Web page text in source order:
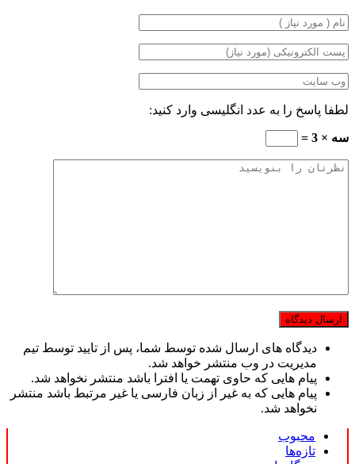
لطفا پاسخ را به عدد انگلیسی وارد کنید:
سه × 3 =
دیدگاه های ارسال شده توسط شما، پس از تایید توسط تیم
مدیریت در وب منتشر خواهد شد.
پیام هایی که حاوی تهمت یا افترا باشد منتشر نخواهد شد.
پیام هایی که به غیر از زبان فارسی یا غیر مرتبط باشد منتشر
نخواهد شد.
محبوب
تازه‌ها